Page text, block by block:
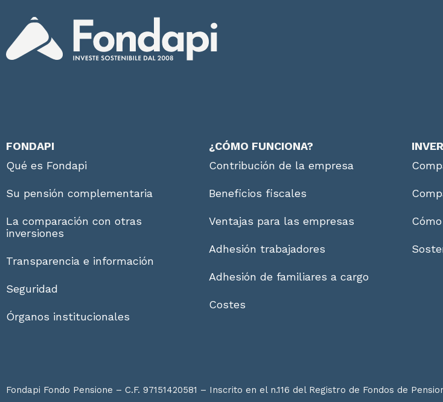
FONDAPI
Qué es Fondapi
Su pensión complementaria
La comparación con otras
inversiones
Transparencia e información
Seguridad
Órganos institucionales
¿CÓMO FUNCIONA?
Contribución de la empresa
Beneficios fiscales
Ventajas para las empresas
Adhesión trabajadores
Adhesión de familiares a cargo
Costes
Fondapi Fondo Pensione – C.F. 97151420581 – Inscrito en el n.116 del Registro de Fondos de